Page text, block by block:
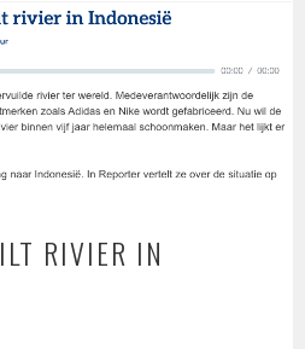
RIVIER IN